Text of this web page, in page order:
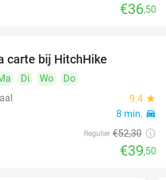
€36,50
carte bij HitchHike
Di Wo
Do
9.4 star
8 min. directions_car
Regulier €52,30
€39,50